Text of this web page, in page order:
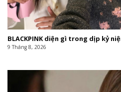
BLACKPINK diện gì trong dịp kỷ
9 Tháng 8, 2026